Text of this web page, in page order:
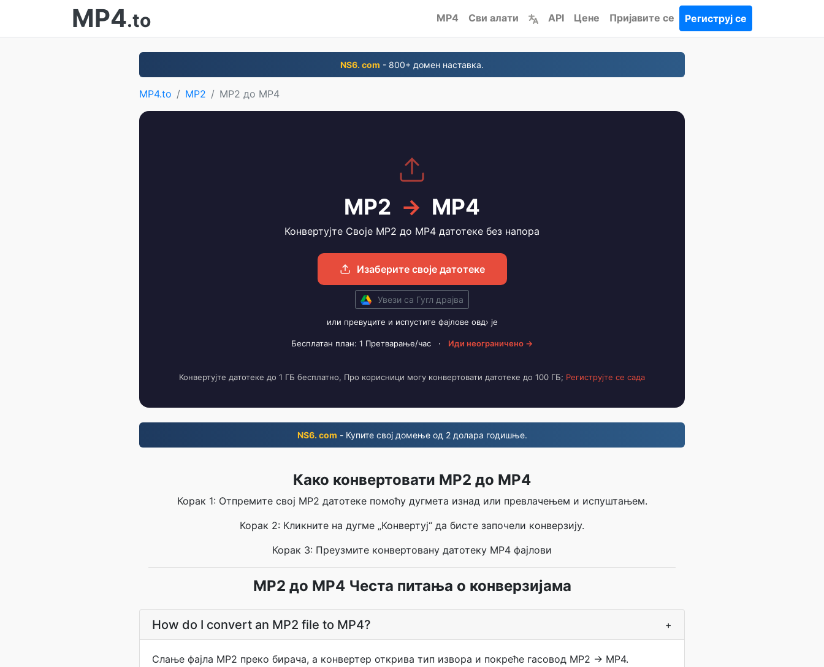
MP4.to MP4 Сви алати API Цене Пријавите се Региструј се
NS6. com - 800+ домен наставка.
MP4.to MP2 MP2 до MP4
MP2 → MP4
Конвертујте Своје MP2 до MP4 датотеке без напора
Изаберите своје датотеке
Увези са Гугл драјва
или превуците и испустите фајлове овд› је
Бесплатан план: 1 Претварање/час · Иди неограничено →
Конвертујте датотеке до 1 ГБ бесплатно, Про корисници могу конвертовати датотеке до 100 ГБ; Региструјте се сада
NS6. com - Купите свој домење од 2 долара годишње.
Како конвертовати MP2 до MP4
Корак 1: Отпремите свој MP2 датотеке помоћу дугмета изнад или превлачењем и испуштањем.
Корак 2: Кликните на дугме „Конвертуј“ да бисте започели конверзију.
Корак 3: Преузмите конвертовану датотеку MP4 фајлови
MP2 до MP4 Честа питања о конверзијама
How do I convert an MP2 file to MP4? +
Слање фајла MP2 преко бирача, а конвертер открива тип извора и покреће гасовод MP2 → MP4.